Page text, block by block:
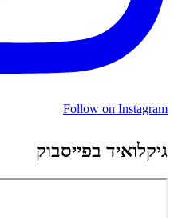
Follow on Instagram
גיקלואיד בפייסבוק